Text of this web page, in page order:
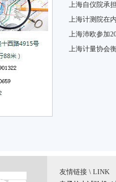
上海自仪院承
上海计测院在
上海沛欧参加
上海计量协会
友情链接 \ LINK